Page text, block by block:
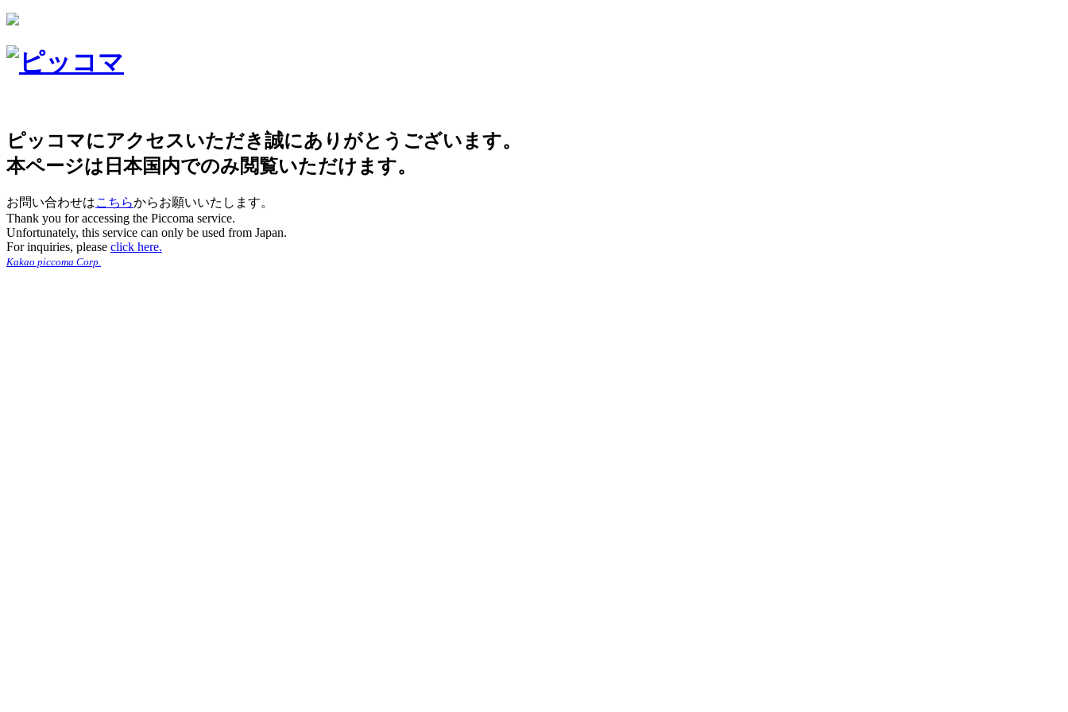
ピッコマにアクセスいただき誠にありがとうございます。
本ページは日本国内でのみ閲覧いただけます。
お問い合わせはこちらからお願いいたします。
Thank you for accessing the Piccoma service.
Unfortunately, this service can only be used from Japan.
For inquiries, please click here.
Kakao piccoma Corp.